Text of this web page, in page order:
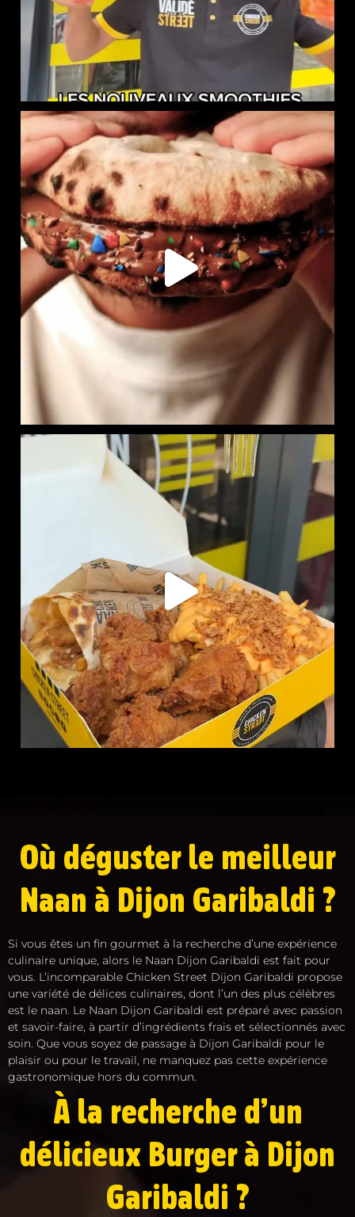
LE NAAN SUCRÉ EST DISPONIBLE CHEZ CHICKEN STREET
105 36
RITCHIE BOX DISPONIBLE EN LIVRAISON :
SUR...
737 7
Où déguster le meilleur
Naan à Dijon Garibaldi ?
Si vous êtes un fin gourmet à la recherche d’une expérience
culinaire unique, alors le Naan Dijon Garibaldi est fait pour
vous. L’incomparable Chicken Street Dijon Garibaldi propose
une variété de délices culinaires, dont l’un des plus célèbres
est le naan. Le Naan Dijon Garibaldi est préparé avec passion
et savoir-faire, à partir d’ingrédients frais et sélectionnés avec
soin. Que vous soyez de passage à Dijon Garibaldi pour le
plaisir ou pour le travail, ne manquez pas cette expérience
gastronomique hors du commun.
À la recherche d’un
délicieux Burger à Dijon
Garibaldi ?